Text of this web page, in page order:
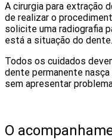
A cirurgia para extração
de realizar o
solicite uma radiografia
está a situação do dente.
Todos os cuidados
dente permanente
sem apresentar
O